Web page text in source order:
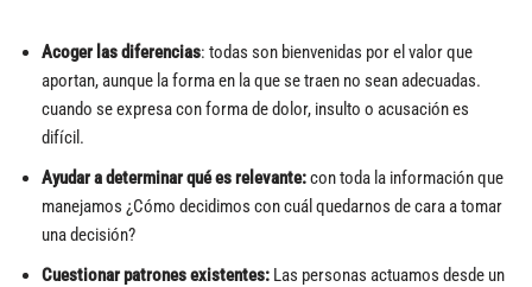
Acoger las diferencias: todas son bienvenidas por el valor que
aportan, aunque la forma en la que se traen no sean adecuadas.
cuando se expresa con forma de dolor, insulto o acusación es
difícil.
Ayudar a determinar qué es relevante:con toda la información que
manejamos ¿Cómo decidimos con cuál quedarnos de cara a tomar
una decisión?
Cuestionar patrones existentes: Las personas actuamos desde un